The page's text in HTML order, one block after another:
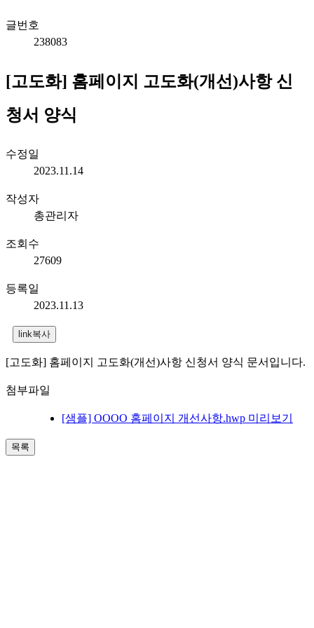
글번호
238083
[고도화] 홈페이지 고도화(개선)사항 신
청서 양식
수정일
2023.11.14
작성자
총관리자
조회수
27609
등록일
2023.11.13
[고도화] 홈페이지 고도화(개선)사항 신청서 양식 문서입니다.
첨부파일
[샘플] OOOO 홈페이지 개선사항.hwp 미리보기